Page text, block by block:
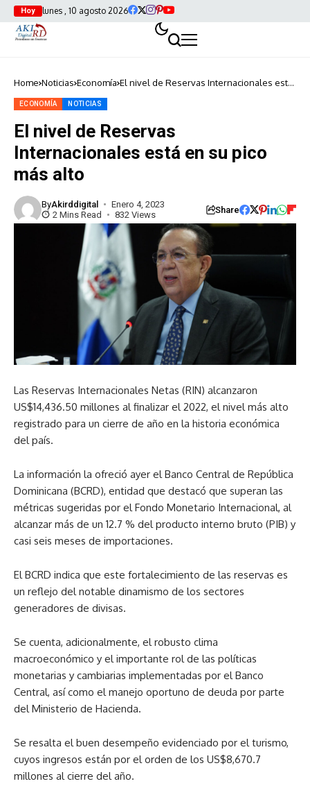
Hoy lunes , 10 agosto 2026
Home Noticias Economía El nivel de Reservas Internacionales está
ECONOMÍA NOTICIAS
El nivel de Reservas
Internacionales está en su pico
más alto
ByAkirddigital
Enero 4, 2023
2 Mins Read
832 Views Share
Las Reservas Internacionales Netas (RIN) alcanzaron
US$14,436.50 millones al finalizar el 2022, el nivel más alto
registrado para un cierre de año en la historia económica
del país.
La información la ofreció ayer el Banco Central de República
Dominicana (BCRD), entidad que destacó que superan las
métricas sugeridas por el Fondo Monetario Internacional, al
alcanzar más de un 12.7 % del producto interno bruto (PIB) y
casi seis meses de importaciones.
El BCRD indica que este fortalecimiento de las reservas es
un reflejo del notable dinamismo de los sectores
generadores de divisas.
Se cuenta, adicionalmente, el robusto clima
macroeconómico y el importante rol de las políticas
monetarias y cambiarias implementadas por el Banco
Central, así como el manejo oportuno de deuda por parte
del Ministerio de Hacienda.
Se resalta el buen desempeño evidenciado por el turismo,
cuyos ingresos están por el orden de los US$8,670.7
millones al cierre del año.